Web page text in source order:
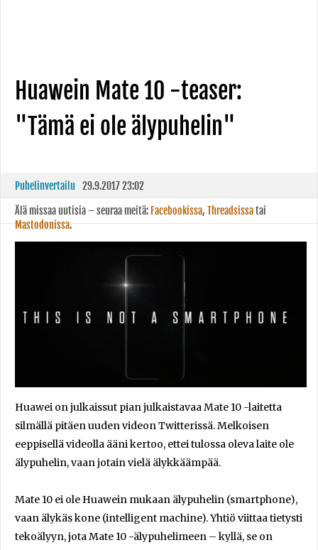
Huawein Mate 10 -teaser:
"Tämä ei ole älypuhelin"
Puhelinvertailu 29.9.2017 23:02
Älä missaa uutisia – seuraa meitä: Facebookissa, Threadsissatai
Mastodonissa.
Huawei on julkaissut pian julkaistavaa Mate 10 -laitetta
silmällä pitäen uuden videon Twitterissä. Melkoisen
eeppisellä videolla ääni kertoo, ettei tulossa oleva laite ole
älypuhelin, vaan jotain vielä älykkäämpää.
Mate 10 ei ole Huawein mukaan älypuhelin (smartphone),
vaan älykäs kone (intelligent machine). Yhtiö viittaa tietysti
tekoälyyn, jota Mate 10 -älypuhelimeen – kyllä, se on